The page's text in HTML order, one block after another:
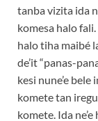
tanba vizita ida
komesa halo
halo tiha maibé
de’it “panas-
kesi nune’e
komete tan
komete. Ida